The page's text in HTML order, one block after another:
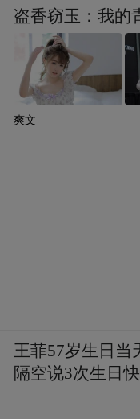
盗香窃玉：我的
爽文
王菲57岁生日当
隔空说3次生日